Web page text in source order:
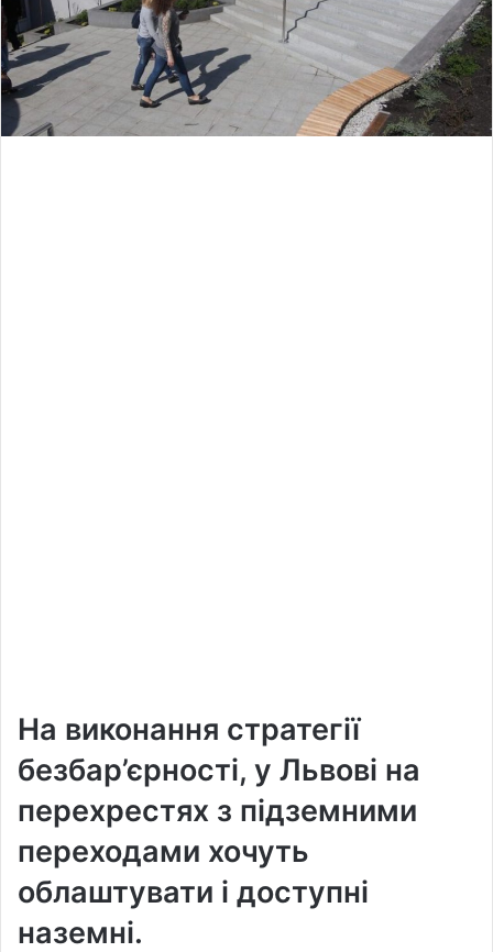
На виконання стратегії
безбар’єрності, у Львові на
перехрестях з підземними
переходами хочуть
облаштувати і доступні
наземні.